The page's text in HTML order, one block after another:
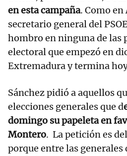
en esta campaña. Como
secretario general del
hombro en ninguna de las
electoral que empezó en
Extremadura y termina
Sánchez pidió a aquellos
elecciones generales que d
domingo su papeleta en
Montero. La petición es
porque entre las generales